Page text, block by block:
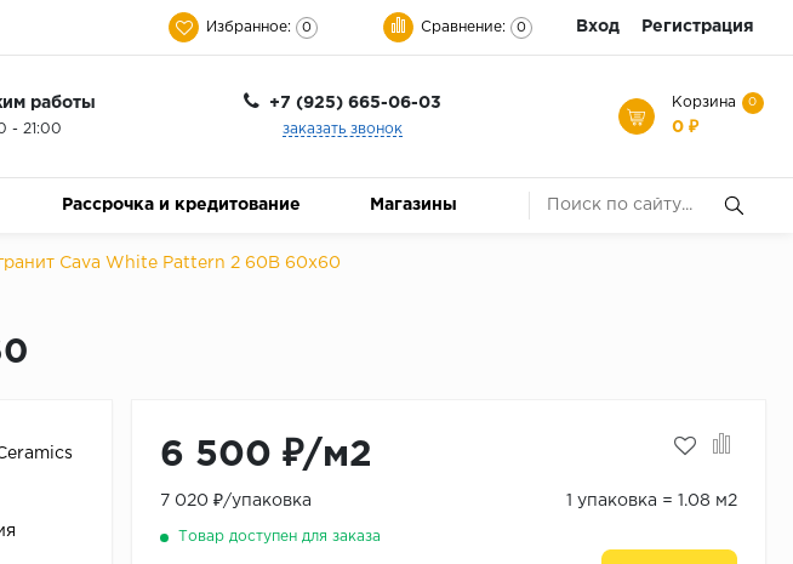
Избранное: 0 Сравнение: 0 Вход Регистрация
работы
- 21:00
+7 (925) 665-06-03
заказать звонок
Корзина 0
0 ₽
Рассрочка и кредитование Магазины
Cava White Pattern 2 60B 60x60
6 500 ₽/м2
7 020 ₽/упаковка 1 упаковка = 1.08 м2
Товар доступен для заказа